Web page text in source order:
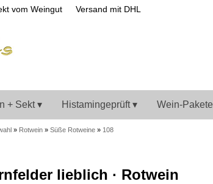
vom WeingutVersand mit DHL
+ Sekt ▾ Histamingeprüft ▾ Wein-Pakete
» Rotwein » Süße Rotweine » 108
lieblich · Rotwein